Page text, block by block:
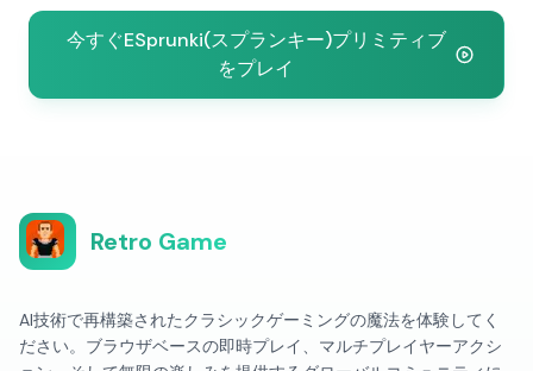
今すぐESprunki(スプランキー)プリミティブ
をプレイ
Retro Game
AI技術で再構築されたクラシックゲーミングの魔法を体験してく
ださい。ブラウザベースの即時プレイ、マルチプレイヤーアクシ